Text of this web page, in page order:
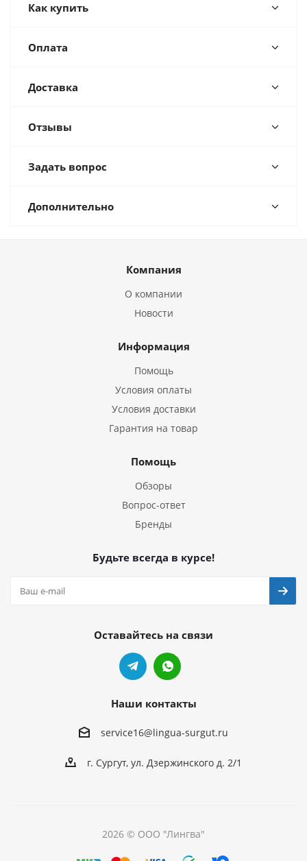
Как купить
Оплата
Доставка
Отзывы
Задать вопрос
Дополнительно
Компания
О компании
Новости
Информация
Помощь
Условия оплаты
Условия доставки
Гарантия на товар
Помощь
Обзоры
Вопрос-ответ
Бренды
Будьте всегда в курсе!
Оставайтесь на связи
Наши контакты
service16@lingua-surgut.ru
г. Сургут, ул. Дзержинского д. 2/1
2026 © ООО "Лингва"